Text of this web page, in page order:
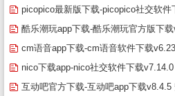
picopico最新版下载-picopico社交软
酷乐潮玩app下载-酷乐潮玩官方版下
cm语音app下载-cm语音软件下载
nico下载app-nico社交软件下载
互动吧官方下载-互动吧app下载v8.4.5